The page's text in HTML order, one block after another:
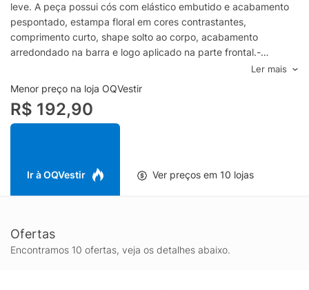
leve. A peça possui cós com elástico embutido e acabamento
pespontado, estampa floral em cores contrastantes,
comprimento curto, shape solto ao corpo, acabamento
arredondado na barra e logo aplicado na parte frontal.-
Confeccionado em tecido leve-Cós com elástico embutido-
Estampa floral exclusiva-Logo aplicado na parte frontal-
Comprimento curto-Barra levemente arredondada-Shape
soltoEspecificações & CuidadosModo de lavagem: Lavar na
máquinaComposição: 100% PoliésterCor: VerdeMarca: Adidas +
Ler mais
Menor preço na loja OQVestir
R$ 192,90
Ir à OQVestir Ver preços em 10 lojas
Ofertas
Encontramos 10 ofertas, veja os detalhes abaixo.